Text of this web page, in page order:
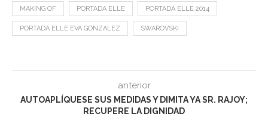
MAKING OF PORTADA ELLE PORTADA ELLE 2014
PORTADA ELLE EVA GONZALEZ SWAROVSKI
anterior
AUTOAPLÍQUESE SUS MEDIDAS Y DIMITA YA SR. RAJOY;
RECUPERE LA DIGNIDAD